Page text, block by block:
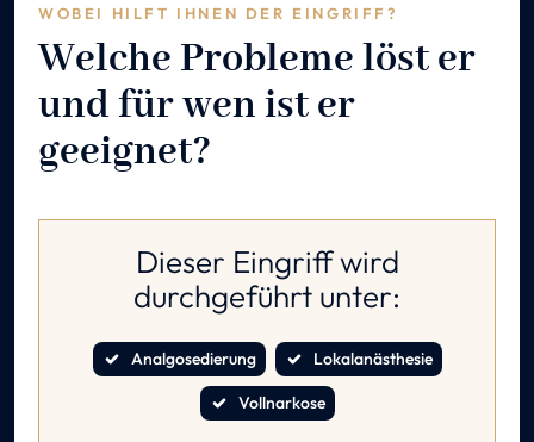
WOBEI HILFT IHNEN DER EINGRIFF?
Welche Probleme löst er
und für wen ist er
geeignet?
Dieser Eingriff wird
durchgeführt unter:
Analgosedierung Lokalanästhesie
Vollnarkose